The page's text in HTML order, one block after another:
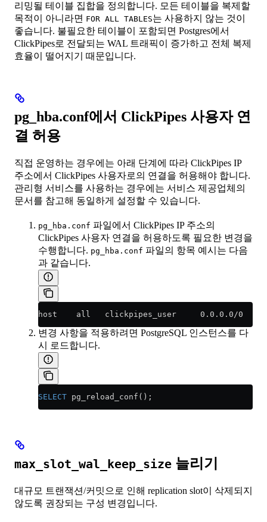
리밍될 테이블 집합을 정의합니다. 모든 테이블을 복제할
목적이 아니라면 FOR ALL TABLES는 사용하지 않는 것이
좋습니다. 불필요한 테이블이 포함되면 Postgres에서
ClickPipes로 전달되는 WAL 트래픽이 증가하고 전체 복제
효율이 떨어지기 때문입니다.
pg_hba.conf에서 ClickPipes 사용자 연
결 허용
직접 운영하는 경우에는 아래 단계에 따라 ClickPipes IP
주소에서 ClickPipes 사용자로의 연결을 허용해야 합니다.
관리형 서비스를 사용하는 경우에는 서비스 제공업체의
문서를 참고해 동일하게 설정할 수 있습니다.
pg_hba.conf 파일에서 ClickPipes IP 주소의
ClickPipes 사용자 연결을 허용하도록 필요한 변경을
수행합니다. pg_hba.conf 파일의 항목 예시는 다음
과 같습니다.
host    all   clickpipes_user     0.0.0.0/0
변경 사항을 적용하려면 PostgreSQL 인스턴스를 다
시 로드합니다.
SELECT pg_reload_conf();
max_slot_wal_keep_size 늘리기
대규모 트랜잭션/커밋으로 인해 replication slot이 삭제되지
않도록 권장되는 구성 변경입니다.